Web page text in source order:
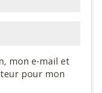
mon e-mail et
pour mon